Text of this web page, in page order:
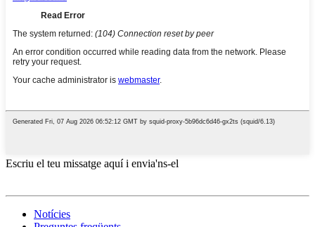
Escriu el teu missatge aquí i envia'ns-el
Notícies